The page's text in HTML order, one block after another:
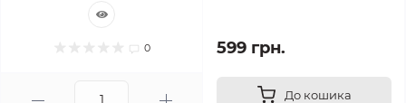
0 599 грн.
До кошика